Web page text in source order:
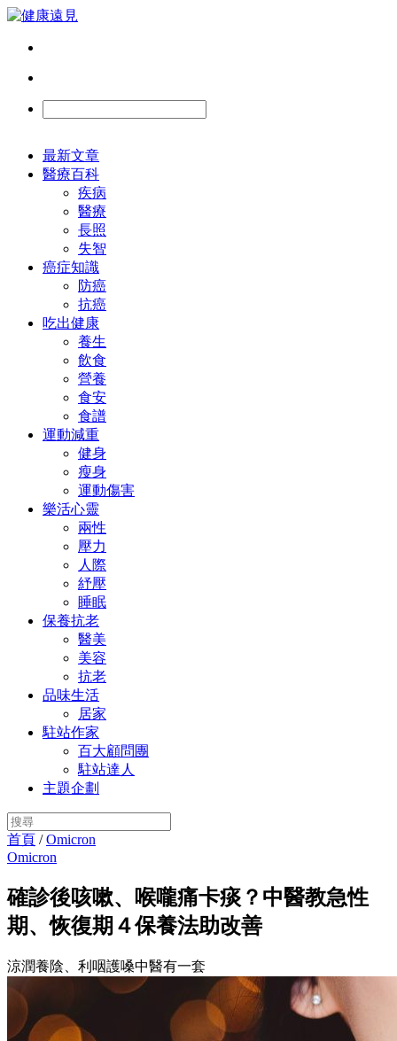
最新文章
醫療百科
疾病
醫療
長照
失智
癌症知識
防癌
抗癌
吃出健康
養生
飲食
營養
食安
食譜
運動減重
健身
瘦身
運動傷害
樂活心靈
兩性
壓力
人際
紓壓
睡眠
保養抗老
醫美
美容
抗老
品味生活
居家
駐站作家
百大顧問團
駐站達人
主題企劃
首頁 /Omicron
Omicron
確診後咳嗽、喉嚨痛卡痰？中醫教急性
期、恢復期４保養法助改善
涼潤養陰、利咽護嗓中醫有一套